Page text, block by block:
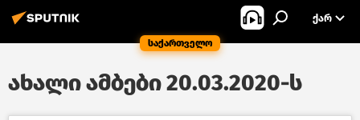
საქართველო
ᲥᲐᲠ
ახალი ამბები 20.03.2020-ს